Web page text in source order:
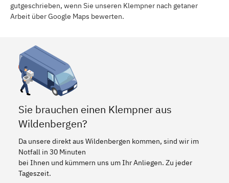
gutgeschrieben, wenn Sie unseren Klempner nach getaner
Arbeit über Google Maps bewerten.
Sie brauchen einen Klempner aus
Wildenbergen?
Da unsere direkt aus Wildenbergen kommen, sind wir im
Notfall in 30 Minuten
bei Ihnen und kümmern uns um Ihr Anliegen. Zu jeder
Tageszeit.